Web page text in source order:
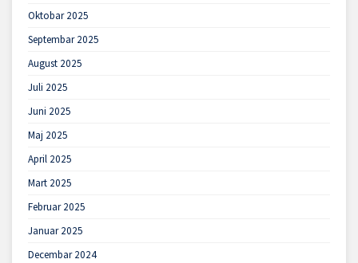
Oktobar 2025
Septembar 2025
August 2025
Juli 2025
Juni 2025
Maj 2025
April 2025
Mart 2025
Februar 2025
Januar 2025
Decembar 2024